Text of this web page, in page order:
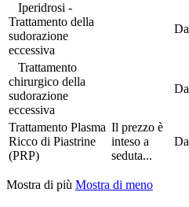
Iperidrosi -
Trattamento della
sudorazione
eccessiva
Da
Trattamento
chirurgico della
sudorazione
eccessiva
Da
Trattamento Plasma
Ricco di Piastrine
(PRP)
Il prezzo è
inteso a
seduta...
Da
Mostra di più Mostra di meno